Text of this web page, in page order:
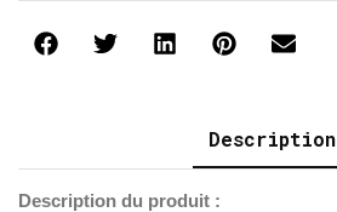
Description
Description du produit :